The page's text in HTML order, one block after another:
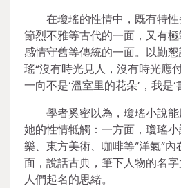
在瓊瑤的性情中，既有特
節烈不雅等古代的一面，又有極
感情守舊等傳統的一面。以勤
瑤“沒有時光見人，沒有時光應
一向不是‘溫室里的花朵’，我是‘
學者奚密以為，瓊瑤小說
她的性情牴觸：一方面，瓊瑤
樂、東方美術、咖啡等“洋氣”
面，說話古典，筆下人物的名
人們起名的思緒。